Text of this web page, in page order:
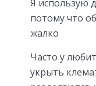
Я использую
потому что
жалко
Часто у
укрыть